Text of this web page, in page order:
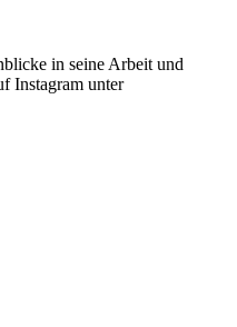
in seine Arbeit und
Instagram unter